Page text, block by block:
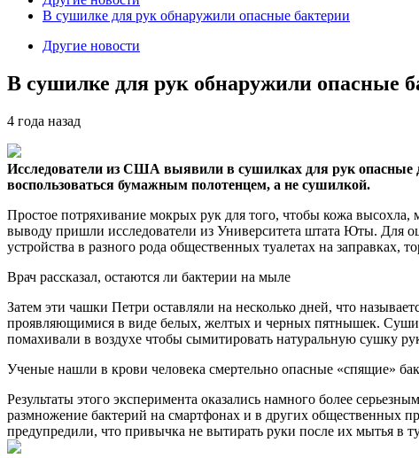
В сушилке для рук обнаружили опасные бактерии
Другие новости
В сушилке для рук обнаружили опасные
4 года назад
Исследователи из США выявили в сушилках для рук опасные
воспользоваться бумажным полотенцем, а не сушилкой.
Простое потряхивание мокрых рук для того, чтобы кожа
выводу пришли исследователи из Университета штата Юты. Для
устройства в разного рода общественных туалетах на заправках,
Врач рассказал, остаются ли бактерии на мыле
Затем эти чашки Петри оставляли на несколько дней, что
проявляющимися в виде белых, желтых и черных пятнышек.
помахивали в воздухе чтобы сымитировать натуральную сушку
Ученые нашли в крови человека смертельно опасные «спящие»
Результаты этого эксперимента оказались намного более
размножение бактерий на смартфонах и в других общественных
предупредили, что привычка не вытирать руки после их мытья в